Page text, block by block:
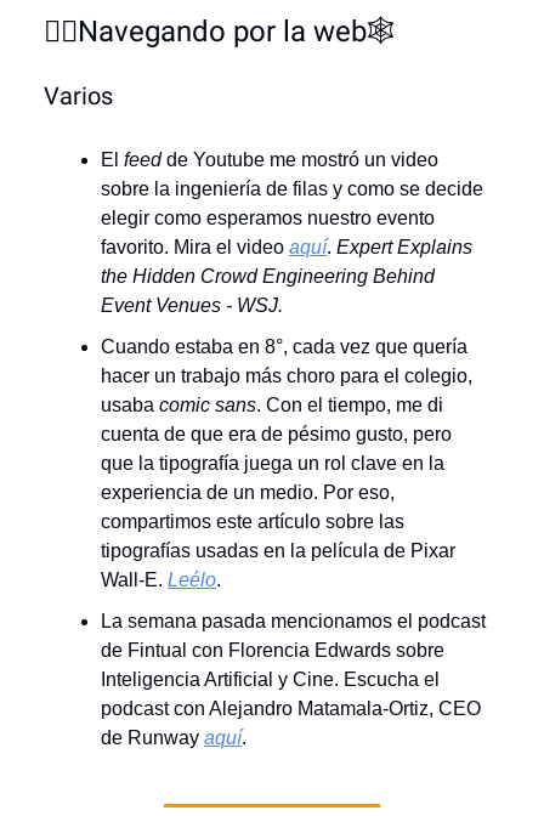
🏄‍♂️Navegando por la web🕸️
Varios
El feedde Youtube me mostró un video
sobre la ingeniería de filas y como se decide
elegir como esperamos nuestro evento
favorito. Mira el video aquí. Expert Explains
the Hidden Crowd Engineering Behind
Event Venues - WSJ.
Cuando estaba en 8°, cada vez que quería
hacer un trabajo más choro para el colegio,
usaba comic sans. Con el tiempo, me di
cuenta de que era de pésimo gusto, pero
que la tipografía juega un rol clave en la
experiencia de un medio. Por eso,
compartimos este artículo sobre las
tipografías usadas en la película de Pixar
Wall-E. Leélo.
La semana pasada mencionamos el podcast
de Fintual con Florencia Edwards sobre
Inteligencia Artificial y Cine. Escucha el
podcast con Alejandro Matamala-Ortiz, CEO
de Runway aquí.